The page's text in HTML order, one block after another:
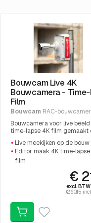
Bouwcam Live 4K
Bouwcamera -
Film
Bouwcam RAC-
Bouwcamera voor live beeld
time-lapse 4K film gemaakt
een professionele editor. |
functie zoals openbare of
live stream, maandelijkse
automatisch film, etc..., 24/7
optioneel vertraagd beeld
noodstop. | Eenvoudige
installatie, optioneel
op de set voor de installatie. |
Maandelijkse kosten voor 1
vanaf:
Live meekijken op de bouw
Editor maak 4K time-
film
Eenvoudig zelf te
QR code op de set
€
excl. BTW
(260.15